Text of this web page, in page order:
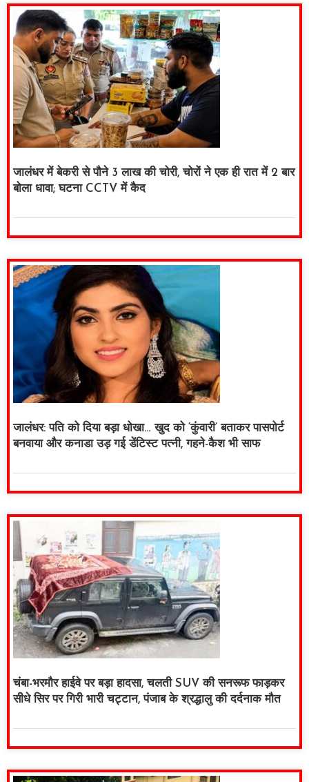
जालंधर में बेकरी से पौने 3 लाख की चोरी, चोरों ने एक ही रात में 2 बार
बोला धावा; घटना CCTV में कैद
जालंधर: पति को दिया बड़ा धोखा… खुद को ‘कुंवारी’ बताकर पासपोर्ट
बनवाया और कनाडा उड़ गई डेंटिस्ट पत्नी, गहने-कैश भी साफ
चंबा-भरमौर हाईवे पर बड़ा हादसा, चलती SUV की सनरूफ फाड़कर
सीधे सिर पर गिरी भारी चट्टान, पंजाब के श्रद्धालु की दर्दनाक मौत